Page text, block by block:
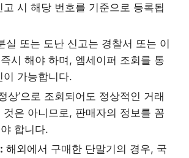
고 시 해당 번호를 기준으로 등록됩
실 또는 도난 신고는 경찰서 또는 이
시 해야 하며, 엠세이퍼 조회를 통
이 가능합니다.
상’으로 조회되어도 정상적인 거래
것은 아니므로, 판매자의 정보를 꼼
합니다.
해외에서 구매한 단말기의 경우, 국